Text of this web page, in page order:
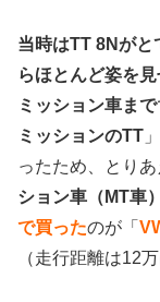
当時はTT 8Nがと
らほとんど姿を見
ミッション車まで
ミッションのTT
ったため、とりあ
ション車（MT車
で買ったのが「
（走行距離は12